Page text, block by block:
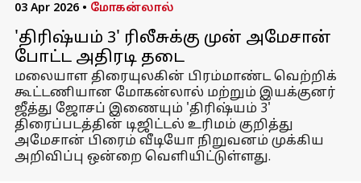
03 Apr 2026 • மோகன்லால்
'திரிஷ்யம் 3' ரிலீசுக்கு முன் அமேசான்
போட்ட அதிரடி தடை
மலையாள திரையுலகின் பிரம்மாண்ட வெற்றிக்
கூட்டணியான மோகன்லால் மற்றும் இயக்குனர்
ஜீத்து ஜோசப் இணையும் 'திரிஷ்யம் 3'
திரைப்படத்தின் டிஜிட்டல் உரிமம் குறித்து
அமேசான் பிரைம் வீடியோ நிறுவனம் முக்கிய
அறிவிப்பு ஒன்றை வெளியிட்டுள்ளது.